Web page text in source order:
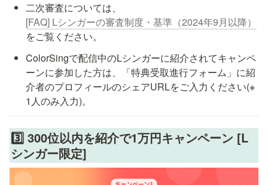
二次審査については、
[FAQ] Lシンガーの審査制度・基準（2024年9月以降）
をご覧ください。
ColorSingで配信中のLシンガーに紹介されてキャンペ
ーンに参加した方は、「特典受取進行フォーム」に紹
介者のプロフィールのシェアURLをご入力ください(※
3️⃣ 300位以内を紹介で1万円キャンペーン [L
シンガー限定]